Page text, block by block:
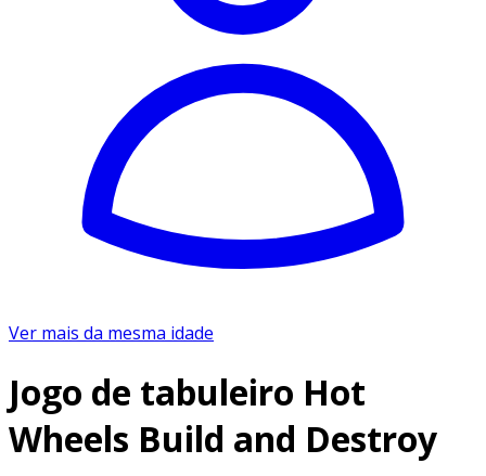
Ver mais da mesma idade
Jogo de tabuleiro Hot
Wheels Build and Destroy